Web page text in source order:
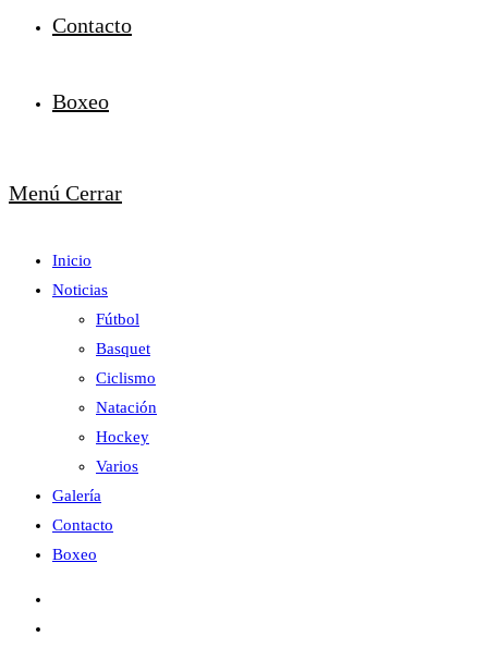
Contacto
Boxeo
Menú Cerrar
Inicio
Noticias
Fútbol
Basquet
Ciclismo
Natación
Hockey
Varios
Galería
Contacto
Boxeo